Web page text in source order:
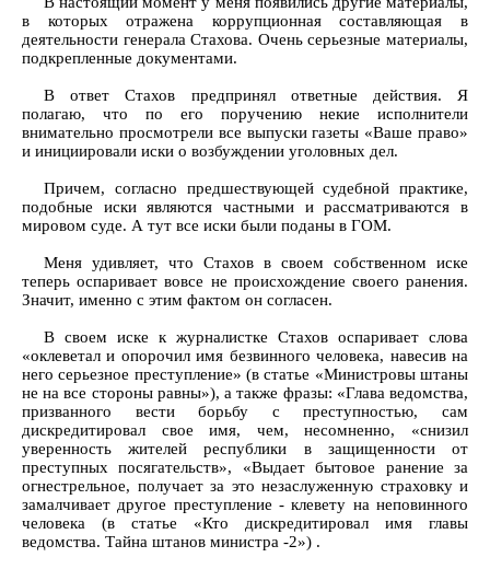
в которых отражена коррупционная составляющая в
деятельности генерала Стахова. Очень серьезные материалы,
подкрепленные документами.
В ответ Стахов предпринял ответные действия. Я
полагаю, что по его поручению некие исполнители
внимательно просмотрели все выпуски газеты «Ваше право»
и инициировали иски о возбуждении уголовных дел.
Причем, согласно предшествующей судебной практике,
подобные иски являются частными и рассматриваются в
мировом суде. А тут все иски были поданы в ГОМ.
Меня удивляет, что Стахов в своем собственном иске
теперь оспаривает вовсе не происхождение своего ранения.
Значит, именно с этим фактом он согласен.
В своем иске к журналистке Стахов оспаривает слова
«оклеветал и опорочил имя безвинного человека, навесив на
него серьезное преступление» (в статье «Министровы штаны
не на все стороны равны»), а также фразы: «Глава ведомства,
призванного вести борьбу с преступностью, сам
дискредитировал свое имя, чем, несомненно, «снизил
уверенность жителей республики в защищенности от
преступных посягательств», «Выдает бытовое ранение за
огнестрельное, получает за это незаслуженную страховку и
замалчивает другое преступление - клевету на неповинного
человека (в статье «Кто дискредитировал имя главы
ведомства. Тайна штанов министра -2») .